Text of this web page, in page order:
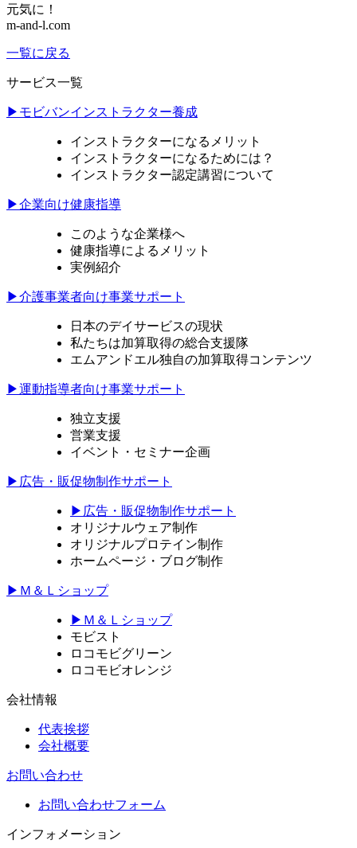
元気に！
m-and-l.com
一覧に戻る
サービス一覧
▶モビバンインストラクター養成
インストラクターになるメリット
インストラクターになるためには？
インストラクター認定講習について
▶企業向け健康指導
このような企業様へ
健康指導によるメリット
実例紹介
▶介護事業者向け事業サポート
日本のデイサービスの現状
私たちは加算取得の総合支援隊
エムアンドエル独自の加算取得コンテンツ
▶運動指導者向け事業サポート
独立支援
営業支援
イベント・セミナー企画
▶広告・販促物制作サポート
▶広告・販促物制作サポート
オリジナルウェア制作
オリジナルプロテイン制作
ホームページ・ブログ制作
▶Ｍ＆Ｌショップ
▶Ｍ＆Ｌショップ
モビスト
ロコモビグリーン
ロコモビオレンジ
会社情報
代表挨拶
会社概要
お問い合わせ
お問い合わせフォーム
インフォメーション